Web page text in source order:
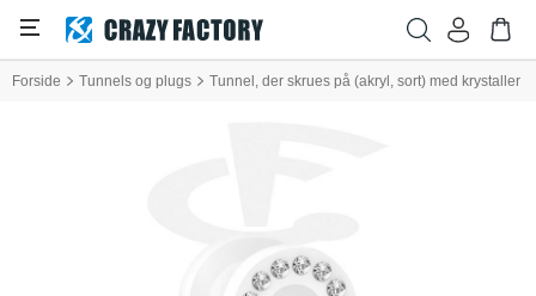
Forside Tunnels og plugs Tunnel, der skrues på (akryl, sort) med krystaller